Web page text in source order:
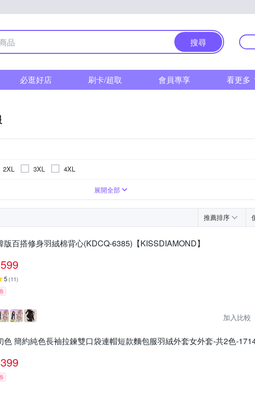
搜尋
必逛好店 刷卡/超取 會員專享 看更多
2XL 3XL
4XL
休閒褲 刷毛外套
文字
展開全部
推薦排序
版百搭修身羽絨棉背心(KDCQ-6385)【KISSDIAMOND】
599
5 (11)
加入比較
色 簡約純色長袖拉鍊雙口袋連帽短款麵包服羽絨外套女外套-共2色-
399